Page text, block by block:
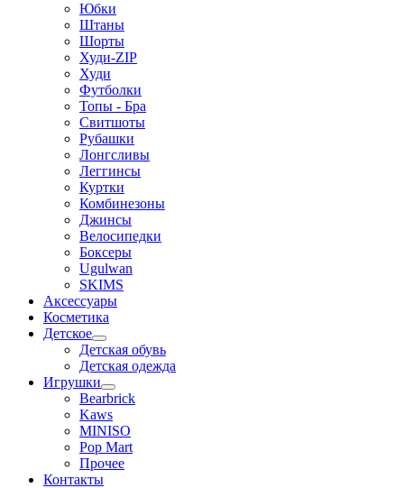
Юбки
Штаны
Шорты
Худи-ZIP
Худи
Футболки
Топы - Бра
Свитшоты
Рубашки
Лонгсливы
Леггинсы
Куртки
Комбинезоны
Джинсы
Велосипедки
Боксеры
Ugulwan
SKIMS
Аксессуары
Косметика
Детское
Детская обувь
Детская одежда
Игрушки
Bearbrick
Kaws
MINISO
Pop Mart
Прочее
Контакты